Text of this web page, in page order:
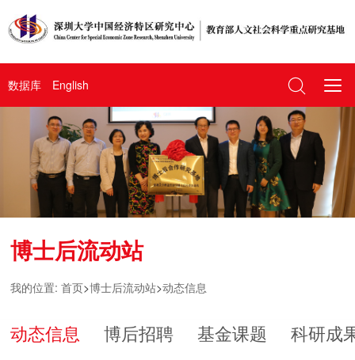
数据库 English
博士后流动站
我的位置: 首页>博士后流动站>动态信息
动态信息 博后招聘 基金课题 科研成